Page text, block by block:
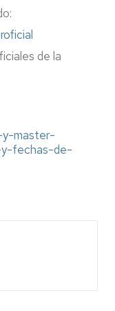
de la
y-master-
fechas-de-